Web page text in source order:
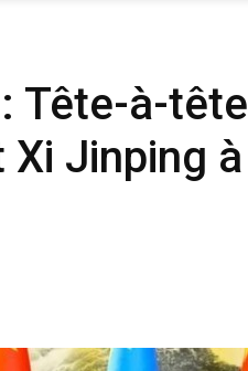
Tête-à-tête
Xi Jinping à